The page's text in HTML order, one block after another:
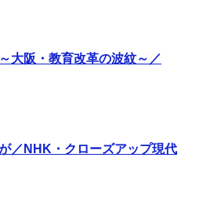
大阪・教育改革の波紋～／
／NHK・クローズアップ現代